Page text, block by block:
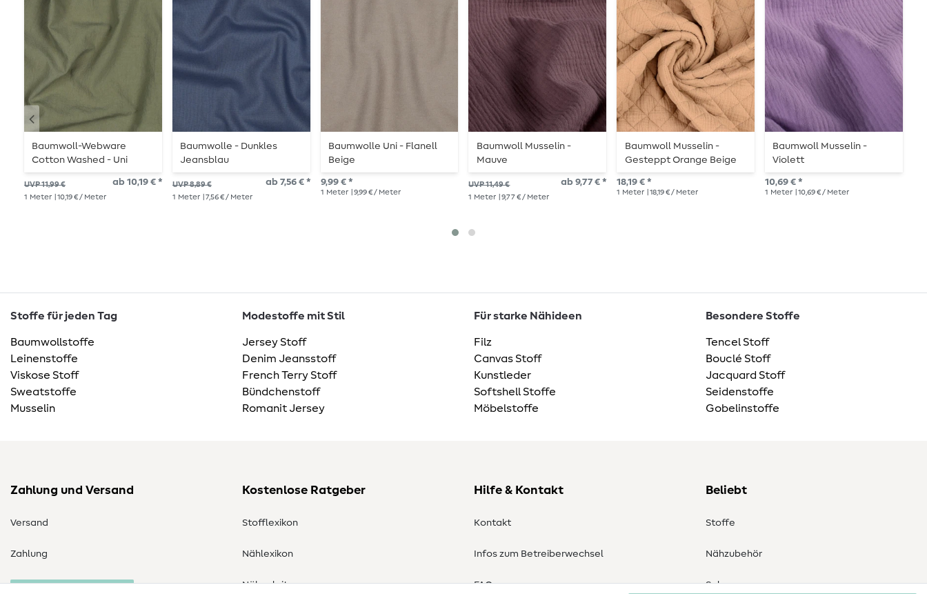
Baumwoll-Webware
Cotton Washed - Uni
Armygrün
UVP 11,99 € ab 10,19 € *
1 Meter | 10,19 € / Meter
Baumwolle - Dunkles
Jeansblau
UVP 8,89 € ab 7,56 € *
1 Meter | 7,56 € / Meter
Baumwolle Uni - Flanell
Beige
9,99 € *
1 Meter | 9,99 € / Meter
Baumwoll Musselin -
Mauve
UVP 11,49 € ab 9,77 € *
1 Meter | 9,77 € / Meter
Baumwoll Musselin -
Gesteppt Orange Beige
35mm
18,19 € *
1 Meter | 18,19 € / Meter
Baumwoll Musselin -
Violett
10,69 € *
1 Meter | 10,69 € / Meter
Stoffe für jeden Tag
Baumwollstoffe
Leinenstoffe
Viskose Stoff
Sweatstoffe
Musselin
Modestoffe mit Stil
Jersey Stoff
Denim Jeansstoff
French Terry Stoff
Bündchenstoff
Romanit Jersey
Für starke Nähideen
Filz
Canvas Stoff
Kunstleder
Softshell Stoffe
Möbelstoffe
Besondere Stoffe
Tencel Stoff
Bouclé Stoff
Jacquard Stoff
Seidenstoffe
Gobelinstoffe
Zahlung und Versand
Versand
Zahlung
Kostenlose Ratgeber
Stofflexikon
Nählexikon
Nähanleitungen
Hilfe & Kontakt
Kontakt
Infos zum Betreiberwechsel
FAQ
Beliebt
Stoffe
Nähzubehör
Sale